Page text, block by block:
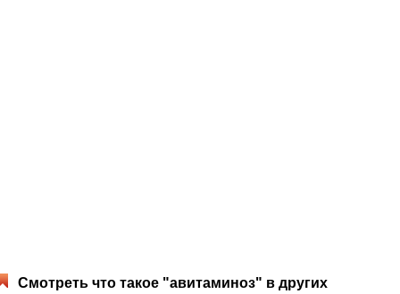
Смотреть что такое "авитаминоз" в других